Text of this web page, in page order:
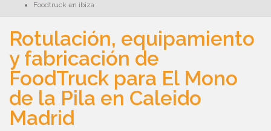
Foodtruck en ibiza
Rotulación, equipamiento
y fabricación de
FoodTruck para El Mono
de la Pila en Caleido
Madrid